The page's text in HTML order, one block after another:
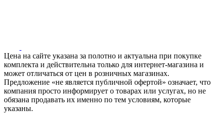
Цена на сайте указана за полотно и актуальна при покупке
комплекта и действительна только для интернет-магазина и
может отличаться от цен в розничных магазинах.
Предложение «не является публичной офертой» означает, что
компания просто информирует о товарах или услугах, но не
обязана продавать их именно по тем условиям, которые
указаны.